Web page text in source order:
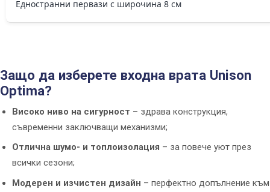
Едностранни первази с широчина 8 см
Защо да изберете входна врата Unison
Optima?
Високо ниво на сигурност – здрава конструкция,
съвременни заключващи механизми;
Отлична шумо- и топлоизолация – за повече уют през
всички сезони;
Модерен и изчистен дизайн – перфектно допълнение към